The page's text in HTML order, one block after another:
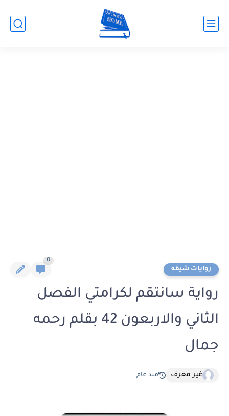
روايات شيقه
0
رواية سانتقم لكرامتي الفصل
الثاني والاربعون 42 بقلم رحمه
جمال
غير معرف منذ عام